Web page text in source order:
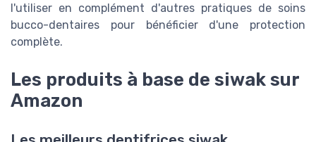
l'utiliser en complément d'autres pratiques de soins
bucco-dentaires pour bénéficier d'une protection
complète.
Les produits à base de siwak sur
Amazon